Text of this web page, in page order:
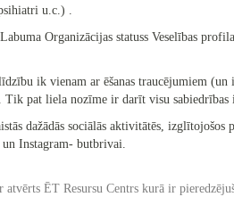
u.c.) .
Organizācijas statuss Veselības
ik vienam ar ēšanas traucējumiem
Tik pat liela nozīme ir darīt visu
dažādās sociālās aktivitātēs,
Instagram- butbrivai.
ĒT Resursu Centrs kurā ir